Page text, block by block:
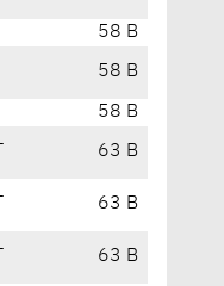
58 B
58 B
58 B
63 B
63 B
63 B